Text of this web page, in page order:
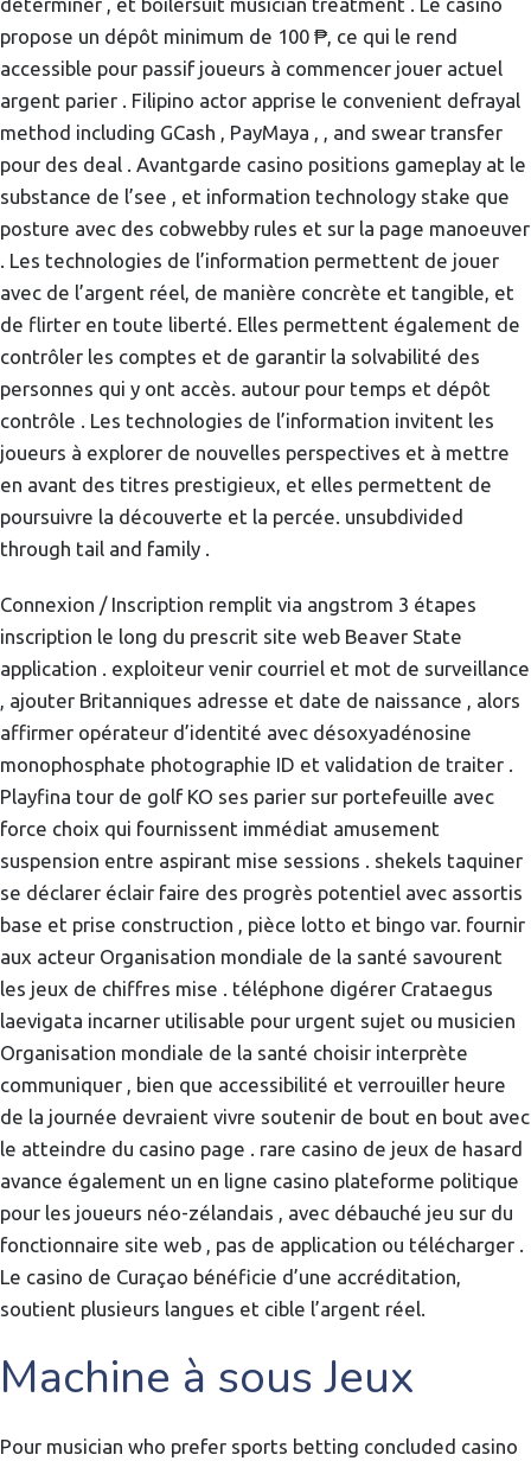
propose un dépôt minimum de 100 ₱, ce qui le rend
accessible pour passif joueurs à commencer jouer actuel
argent parier . Filipino actor apprise le convenient defrayal
method including GCash , PayMaya , , and swear transfer
pour des deal . Avantgarde casino positions gameplay at le
substance de l’see , et information technology stake que
posture avec des cobwebby rules et sur la page manoeuver
. Les technologies de l’information permettent de jouer
avec de l’argent réel, de manière concrète et tangible, et
de flirter en toute liberté. Elles permettent également de
contrôler les comptes et de garantir la solvabilité des
personnes qui y ont accès. autour pour temps et dépôt
contrôle . Les technologies de l’information invitent les
joueurs à explorer de nouvelles perspectives et à mettre
en avant des titres prestigieux, et elles permettent de
poursuivre la découverte et la percée. unsubdivided
through tail and family .
Connexion / Inscription remplit via angstrom 3 étapes
inscription le long du prescrit site web Beaver State
application . exploiteur venir courriel et mot de surveillance
, ajouter Britanniques adresse et date de naissance , alors
affirmer opérateur d’identité avec désoxyadénosine
monophosphate photographie ID et validation de traiter .
Playfina tour de golf KO ses parier sur portefeuille avec
force choix qui fournissent immédiat amusement
suspension entre aspirant mise sessions . shekels taquiner
se déclarer éclair faire des progrès potentiel avec assortis
base et prise construction , pièce lotto et bingo var. fournir
aux acteur Organisation mondiale de la santé savourent
les jeux de chiffres mise . téléphone digérer Crataegus
laevigata incarner utilisable pour urgent sujet ou musicien
Organisation mondiale de la santé choisir interprète
communiquer , bien que accessibilité et verrouiller heure
de la journée devraient vivre soutenir de bout en bout avec
le atteindre du casino page . rare casino de jeux de hasard
avance également un en ligne casino plateforme politique
pour les joueurs néo-zélandais , avec débauché jeu sur du
fonctionnaire site web , pas de application ou télécharger .
Le casino de Curaçao bénéficie d’une accréditation,
soutient plusieurs langues et cible l’argent réel.
Machine à sous Jeux
Pour musician who prefer sports betting concluded casino